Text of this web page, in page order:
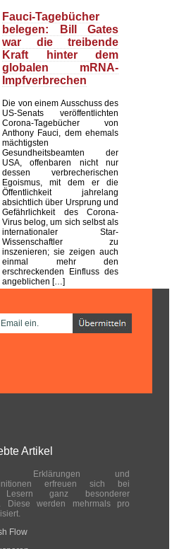
Fauci-Tagebücher
belegen: Bill Gates
war die treibende
Kraft hinter dem
globalen mRNA-
Impfverbrechen
Die von einem Ausschuss des
US-Senats veröffentlichten
Corona-Tagebücher von
Anthony Fauci, dem ehemals
mächtigsten
Gesundheitsbeamten der
USA, offenbaren nicht nur
dessen verbrecherischen
Egoismus, mit dem er die
Öffentlichkeit jahrelang
absichtlich über Ursprung und
Gefährlichkeit des Corona-
Virus belog, um sich selbst als
internationaler Star-
Wissenschaftler zu
inszenieren; sie zeigen auch
einmal mehr den
erschreckenden Einfluss des
angeblichen […]
Artikel
Erklärungen und
erfreuen sich bei
Lesern ganz besonderer
Diese werden mehrmals pro
Flow